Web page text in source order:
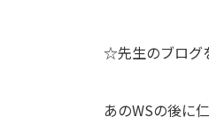
☆先生のブログ
あのWSの後に